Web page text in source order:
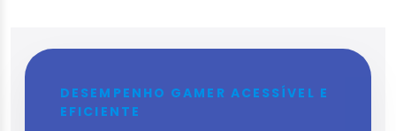
DESEMPENHO GAMER ACESSÍVEL E
EFICIENTE